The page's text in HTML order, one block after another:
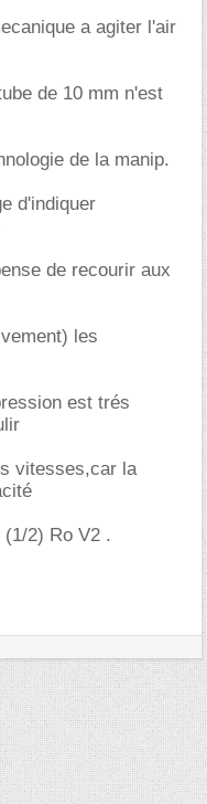
a agiter l'air
de 10 mm n'est
de la manip.
d'indiquer
de recourir aux
les
est trés
vitesses,car la
2) Ro V2 .